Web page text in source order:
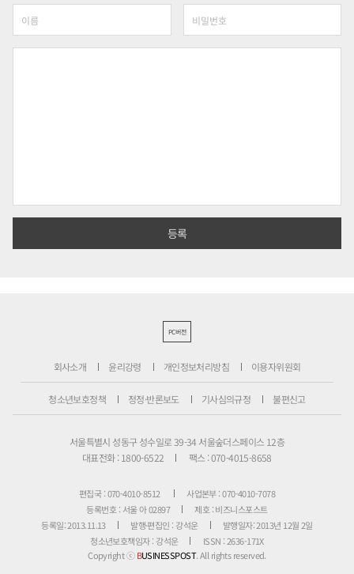
PC버전
회사소개 윤리강령 개인정보처리방침 이용자위원회
청소년보호정책 정정·반론보도 기사심의규정 불편신고
서울특별시 성동구 성수일로 39-34 서울숲더스페이스 12층
대표전화 : 1800-6522
팩스 : 070-4015-8658
편집국 : 070-4010-8512
사업본부 : 070-4010-7078
등록번호 : 서울 아 02897
제호 : 비즈니스포스트
등록일: 2013.11.13
발행·편집인 : 강석운
발행일자: 2013년 12월 2일
청소년보호책임자 : 강석운
ISSN : 2636-171X
Copyright ⓒBUSINESSPOST. All rights reserved.